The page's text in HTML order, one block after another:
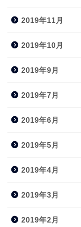
2019年11月
2019年10月
2019年9月
2019年7月
2019年6月
2019年5月
2019年4月
2019年3月
2019年2月